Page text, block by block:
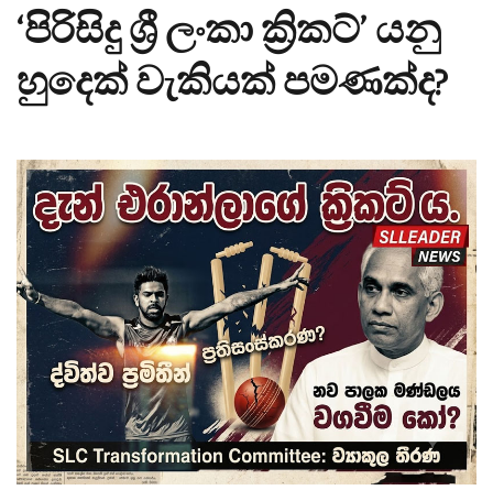
‘පිරිසිදු ශ්‍රී ලංකා ක්‍රිකට්’ යනු
හුදෙක් වැකියක් පමණක්ද?